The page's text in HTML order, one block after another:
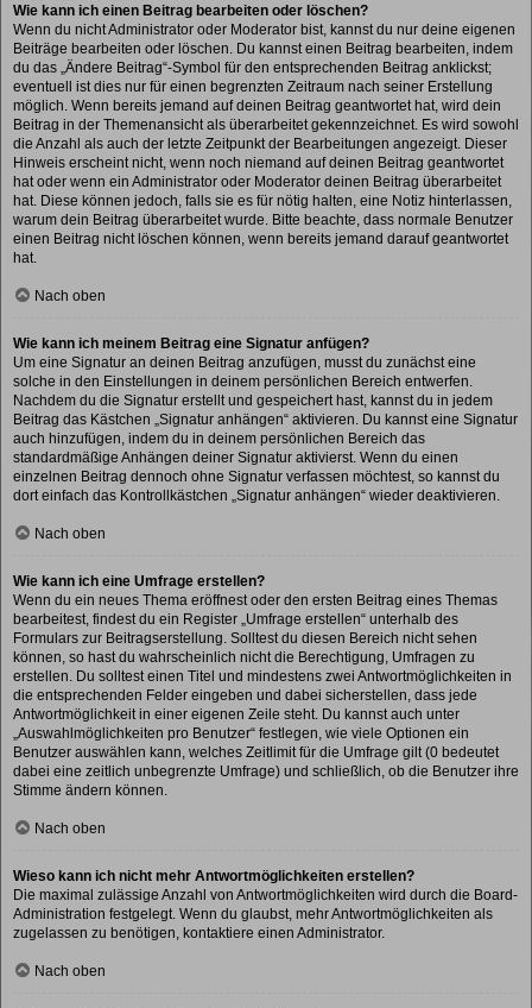
Wie kann ich einen Beitrag bearbeiten oder löschen?
Wenn du nicht Administrator oder Moderator bist, kannst du nur deine eigenen
Beiträge bearbeiten oder löschen. Du kannst einen Beitrag bearbeiten, indem
du das „Ändere Beitrag“-Symbol für den entsprechenden Beitrag anklickst;
eventuell ist dies nur für einen begrenzten Zeitraum nach seiner Erstellung
möglich. Wenn bereits jemand auf deinen Beitrag geantwortet hat, wird dein
Beitrag in der Themenansicht als überarbeitet gekennzeichnet. Es wird sowohl
die Anzahl als auch der letzte Zeitpunkt der Bearbeitungen angezeigt. Dieser
Hinweis erscheint nicht, wenn noch niemand auf deinen Beitrag geantwortet
hat oder wenn ein Administrator oder Moderator deinen Beitrag überarbeitet
hat. Diese können jedoch, falls sie es für nötig halten, eine Notiz hinterlassen,
warum dein Beitrag überarbeitet wurde. Bitte beachte, dass normale Benutzer
einen Beitrag nicht löschen können, wenn bereits jemand darauf geantwortet
hat.
Nach oben
Wie kann ich meinem Beitrag eine Signatur anfügen?
Um eine Signatur an deinen Beitrag anzufügen, musst du zunächst eine
solche in den Einstellungen in deinem persönlichen Bereich entwerfen.
Nachdem du die Signatur erstellt und gespeichert hast, kannst du in jedem
Beitrag das Kästchen „Signatur anhängen“ aktivieren. Du kannst eine Signatur
auch hinzufügen, indem du in deinem persönlichen Bereich das
standardmäßige Anhängen deiner Signatur aktivierst. Wenn du einen
einzelnen Beitrag dennoch ohne Signatur verfassen möchtest, so kannst du
dort einfach das Kontrollkästchen „Signatur anhängen“ wieder deaktivieren.
Nach oben
Wie kann ich eine Umfrage erstellen?
Wenn du ein neues Thema eröffnest oder den ersten Beitrag eines Themas
bearbeitest, findest du ein Register „Umfrage erstellen“ unterhalb des
Formulars zur Beitragserstellung. Solltest du diesen Bereich nicht sehen
können, so hast du wahrscheinlich nicht die Berechtigung, Umfragen zu
erstellen. Du solltest einen Titel und mindestens zwei Antwortmöglichkeiten in
die entsprechenden Felder eingeben und dabei sicherstellen, dass jede
Antwortmöglichkeit in einer eigenen Zeile steht. Du kannst auch unter
„Auswahlmöglichkeiten pro Benutzer“ festlegen, wie viele Optionen ein
Benutzer auswählen kann, welches Zeitlimit für die Umfrage gilt (0 bedeutet
dabei eine zeitlich unbegrenzte Umfrage) und schließlich, ob die Benutzer ihre
Stimme ändern können.
Nach oben
Wieso kann ich nicht mehr Antwortmöglichkeiten erstellen?
Die maximal zulässige Anzahl von Antwortmöglichkeiten wird durch die Board-
Administration festgelegt. Wenn du glaubst, mehr Antwortmöglichkeiten als
zugelassen zu benötigen, kontaktiere einen Administrator.
Nach oben